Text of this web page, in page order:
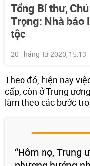
Tổng Bí thư,
Trọng: Nhà báo
tộc
20 Tháng Tư 2020, 15:13
Theo đó, hiện nay
cấp, còn ở Trung
làm theo các bước
“Hôm nọ, Trung